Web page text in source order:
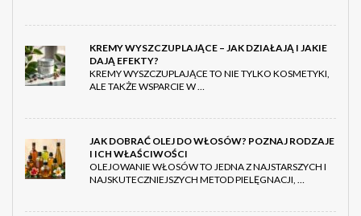
KREMY WYSZCZUPLAJĄCE – JAK DZIAŁAJĄ I JAKIE
DAJĄ EFEKTY?
KREMY WYSZCZUPLAJĄCE TO NIE TYLKO KOSMETYKI,
ALE TAKŻE WSPARCIE W …
JAK DOBRAĆ OLEJ DO WŁOSÓW? POZNAJ RODZAJE
I ICH WŁAŚCIWOŚCI
OLEJOWANIE WŁOSÓW TO JEDNA Z NAJSTARSZYCH I
NAJSKUTECZNIEJSZYCH METOD PIELĘGNACJI, …